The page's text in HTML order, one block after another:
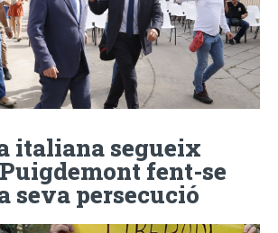
italiana segueix
fent-se
seva persecució